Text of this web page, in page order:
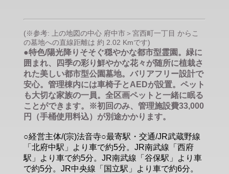
(※参考: 上の地図の中心 府中市＞宮西町一丁目 からこ
の墓地への直線距離は 約 2.02 Kmです)
●特色/陽光降りそそぐ穏やかな都市型霊園。緑に
囲まれ、四季の彩り鮮やかな花々が随所に植栽さ
れた美しい都市型公園墓地。バリアフリー設計で
安心。管理棟内には車椅子とAEDが設置。ペット
も大切な家族の一員。全区画ペットと一緒に眠る
ことができます。※初回のみ、管理施設費33,000
円（手桶使用料込）が別途かかります。
○経営主体/(宗)法音寺○最寄駅・交通/JR武蔵野線
「北府中駅」より車で約5分。JR南武線「西府
駅」より車で約5分。JR南武線「谷保駅」より車
で約5分。JR中央線「国立駅」より車で約6分。